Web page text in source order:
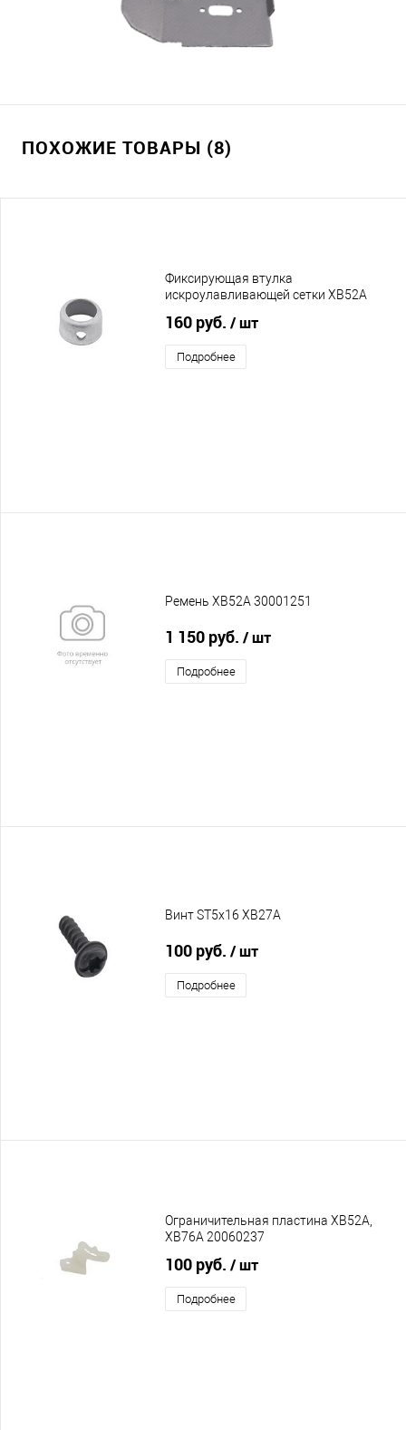
ПОХОЖИЕ ТОВАРЫ (8)
Фиксирующая втулка
искроулавливающей сетки XB52A
160 руб. / шт
Подробнее
Ремень XB52A 30001251
1 150 руб. / шт
Подробнее
Винт ST5x16 XB27A
100 руб. / шт
Подробнее
Ограничительная пластина XB52A,
XB76A 20060237
100 руб. / шт
Подробнее